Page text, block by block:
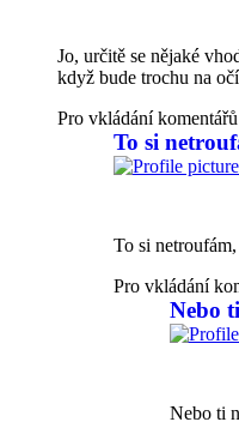
Jo, určitě se nějaké
když bude trochu na
Pro vkládání
In reply toKrásně se
To si
To si
Pro vkládání
In reply toJo,
Nebo
Nebo ti